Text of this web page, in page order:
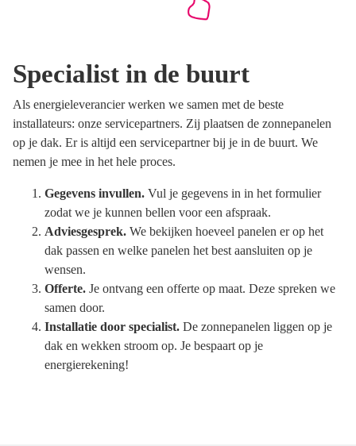
Specialist in de buurt
Als energieleverancier werken we samen met de beste
installateurs: onze servicepartners. Zij plaatsen de zonnepanelen
op je dak. Er is altijd een servicepartner bij je in de buurt. We
nemen je mee in het hele proces.
Gegevens invullen. Vul je gegevens in in het formulier
zodat we je kunnen bellen voor een afspraak.
Adviesgesprek. We bekijken hoeveel panelen er op het
dak passen en welke panelen het best aansluiten op je
wensen.
Offerte. Je ontvang een offerte op maat. Deze spreken we
samen door.
Installatie door specialist. De zonnepanelen liggen op je
dak en wekken stroom op. Je bespaart op je
energierekening!